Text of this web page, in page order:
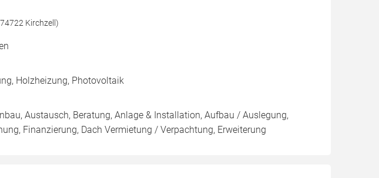
Kirchzell)
Holzheizung, Photovoltaik
Austausch, Beratung, Anlage & Installation, Aufbau / Auslegung,
Finanzierung, Dach Vermietung / Verpachtung, Erweiterung